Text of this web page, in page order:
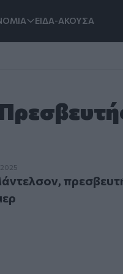
ΕΙΔΑ-ΑΚΟΥΣΑ
πρεσβευτής στις